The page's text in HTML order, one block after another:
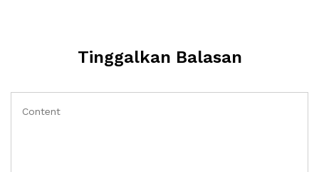
Tinggalkan Balasan